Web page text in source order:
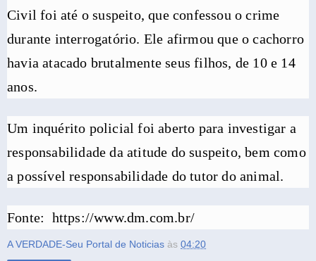
Civil foi até o suspeito, que confessou o crime
durante interrogatório. Ele afirmou que o cachorro
havia atacado brutalmente seus filhos, de 10 e 14
anos.
Um inquérito policial foi aberto para investigar a
responsabilidade da atitude do suspeito, bem como
a possível responsabilidade do tutor do animal.
Fonte: https://www.dm.com.br/
A VERDADE-Seu Portal de Noticias às 04:20